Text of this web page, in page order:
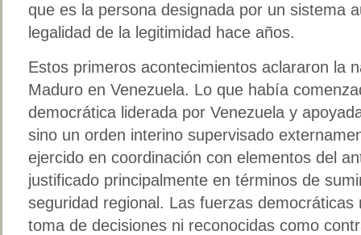
que es la persona designada por un sistema
legalidad de la legitimidad hace años.
Estos primeros acontecimientos aclararon la
Maduro en Venezuela. Lo que había
democrática liderada por Venezuela y
sino un orden interino supervisado
ejercido en coordinación con elementos del
justificado principalmente en términos de
seguridad regional. Las fuerzas
toma de decisiones ni reconocidas como